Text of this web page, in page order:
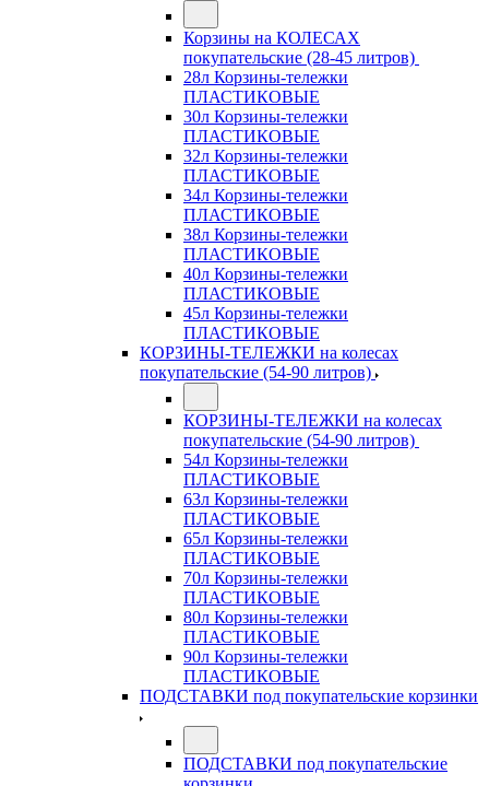
Корзины на КОЛЕСАХ
покупательские (28-45 литров)
28л Корзины-тележки
ПЛАСТИКОВЫЕ
30л Корзины-тележки
ПЛАСТИКОВЫЕ
32л Корзины-тележки
ПЛАСТИКОВЫЕ
34л Корзины-тележки
ПЛАСТИКОВЫЕ
38л Корзины-тележки
ПЛАСТИКОВЫЕ
40л Корзины-тележки
ПЛАСТИКОВЫЕ
45л Корзины-тележки
ПЛАСТИКОВЫЕ
КОРЗИНЫ-ТЕЛЕЖКИ на колесах
покупательские (54-90 литров)
КОРЗИНЫ-ТЕЛЕЖКИ на колесах
покупательские (54-90 литров)
54л Корзины-тележки
ПЛАСТИКОВЫЕ
63л Корзины-тележки
ПЛАСТИКОВЫЕ
65л Корзины-тележки
ПЛАСТИКОВЫЕ
70л Корзины-тележки
ПЛАСТИКОВЫЕ
80л Корзины-тележки
ПЛАСТИКОВЫЕ
90л Корзины-тележки
ПЛАСТИКОВЫЕ
ПОДСТАВКИ под покупательские корзинки
ПОДСТАВКИ под покупательские